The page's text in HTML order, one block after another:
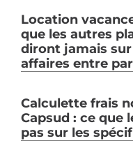
Location
que les autres
diront jamais
affaires entre
Calculette frais
Capsud : ce que
pas sur les